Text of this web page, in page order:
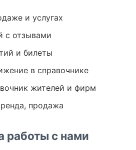
и услугах
с отзывами
и билеты
в справочнике
жителей и фирм
продажа
работы с нами